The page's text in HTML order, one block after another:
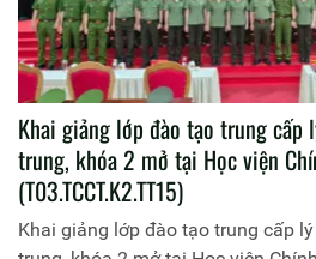
Khai giảng lớp đào tạo trung
trung, khóa 2 mở tại Học viện
(T03.TCCT.K2.TT15)
Khai giảng lớp đào tạo trung cấp